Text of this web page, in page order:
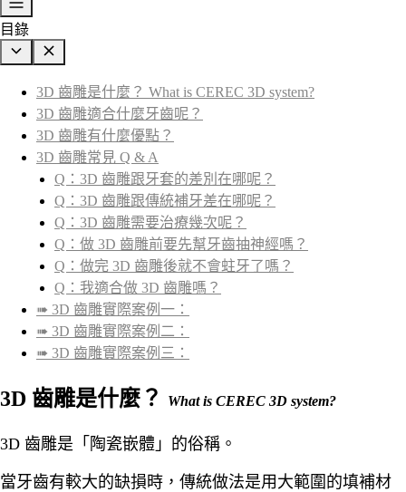
目錄
3D 齒雕是什麼？ What is CEREC 3D system?
3D 齒雕適合什麼牙齒呢？
3D 齒雕有什麼優點？
3D 齒雕常見 Q & A
Q：3D 齒雕跟牙套的差別在哪呢？
Q：3D 齒雕跟傳統補牙差在哪呢？
Q：3D 齒雕需要治療幾次呢？
Q：做 3D 齒雕前要先幫牙齒抽神經嗎？
Q：做完 3D 齒雕後就不會蛀牙了嗎？
Q：我適合做 3D 齒雕嗎？
➠ 3D 齒雕實際案例一：
➠ 3D 齒雕實際案例二：
➠ 3D 齒雕實際案例三：
3D 齒雕是什麼？ What is CEREC 3D system?
3D 齒雕是「陶瓷嵌體」的俗稱。
當牙齒有較大的缺損時，傳統做法是用大範圍的填補材